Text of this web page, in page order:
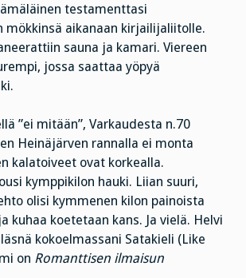
testamenttasi
mökkinsä aikanaan kirjailijaliitolle.
sauna ja kamari. Viereen
jossa saattaa yöpyä
”ei mitään”, Varkaudesta n.70
Heinäjärven rannalla ei monta
kalatoiveet ovat korkealla.
kymppikilon hauki. Liian suuri,
olisi kymmenen kilon painoista
kuhaa koetetaan kans. Ja vielä. Helvi
kokoelmassani Satakieli (Like
on Romanttisen ilmaisun